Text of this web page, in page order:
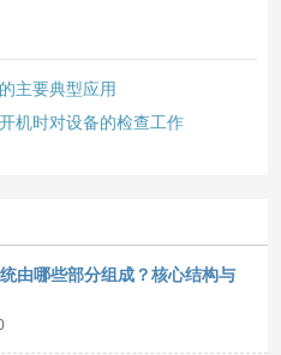
主要典型应用
机时对设备的检查工作
由哪些部分组成？核心结构与